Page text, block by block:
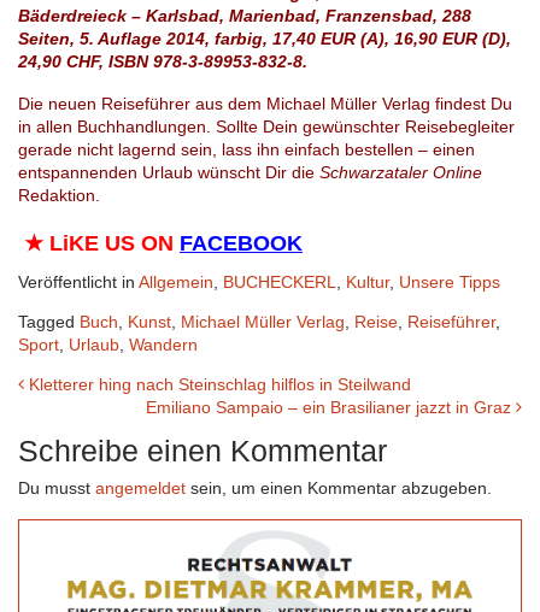
Bäderdreieck – Karlsbad, Marienbad, Franzensbad, 288
Seiten, 5. Auflage 2014, farbig, 17,40 EUR (A), 16,90 EUR (D),
24,90 CHF, ISBN 978-3-89953-832-8.
Die neuen Reiseführer aus dem Michael Müller Verlag findest Du
in allen Buchhandlungen. Sollte Dein gewünschter Reisebegleiter
gerade nicht lagernd sein, lass ihn einfach bestellen – einen
entspannenden Urlaub wünscht Dir die Schwarzataler Online
Redaktion.
★ LiKE US ON FACEBOOK
Veröffentlicht in Allgemein BUCHECKERL Kultur, Unsere Tipps
Tagged Buch Kunst Michael Müller Verlag Reise Reiseführer,
Sport Urlaub Wandern
Beitrags-
Navigation
Kletterer hing nach Steinschlag hilflos in Steilwand
Emiliano Sampaio – ein Brasilianer jazzt in Graz
Schreibe einen Kommentar
Du musst angemeldet sein, um einen Kommentar abzugeben.